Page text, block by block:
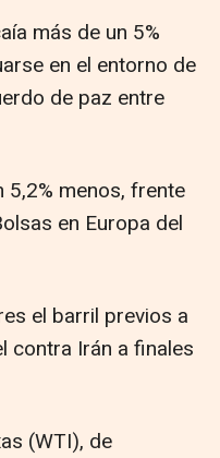
más de un 5%
en el entorno de
de paz entre
5,2% menos, frente
en Europa del
el barril previos a
contra Irán a finales
(WTI), de